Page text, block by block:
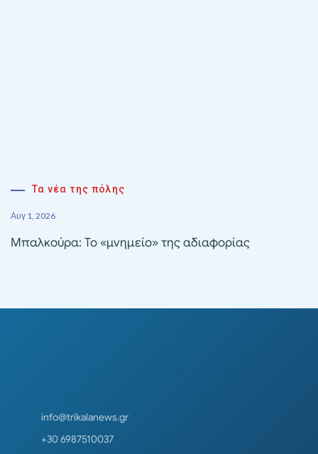
Τα νέα της πόλης
Αυγ 1, 2026
Μπαλκούρα: Το «μνημείο» της αδιαφορίας
info@trikalanews.gr
+30 6987510037